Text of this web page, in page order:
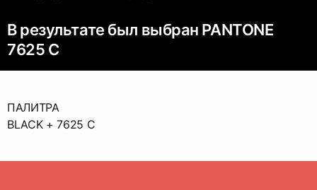
В результате был выбран PANTONE
7625 C
ПАЛИТРА
BLACK + 7625 C